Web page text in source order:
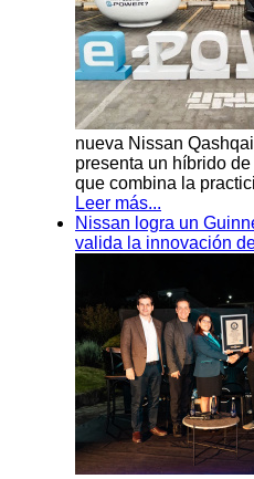
nueva Nissan
presenta un híbrido
que combina la
Leer más...
Nissan logra un
valida la innovación